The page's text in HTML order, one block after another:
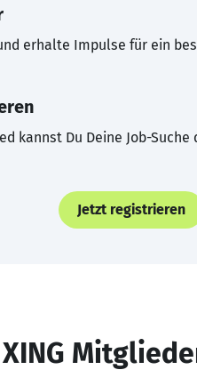
erhalte Impulse für ein
kannst Du Deine Job-
Jetzt registrieren